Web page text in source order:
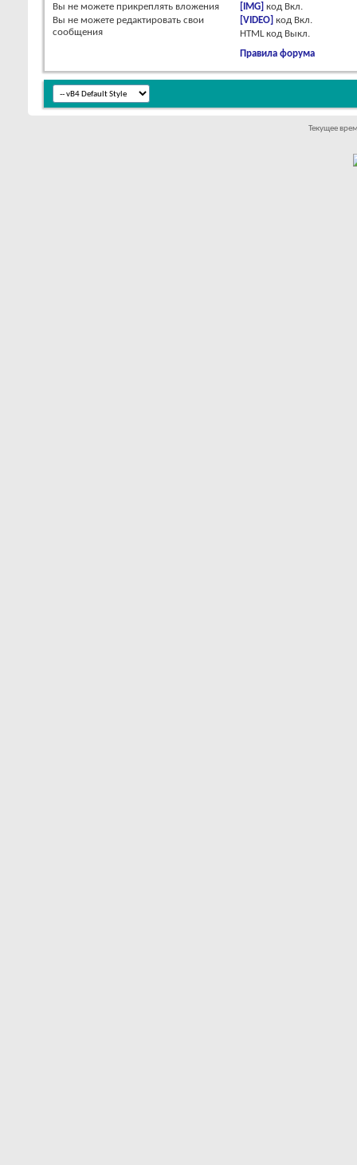
Вы не можете прикреплять вложения
Вы не можете редактировать свои
сообщения
[IMG] код Вкл.
[VIDEO] код Вкл.
HTML код Выкл.
Правила форума
Текущее